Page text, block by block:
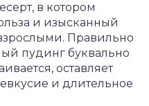
в котором
и изысканный
Правильно
пудинг буквально
оставляет
и длительное